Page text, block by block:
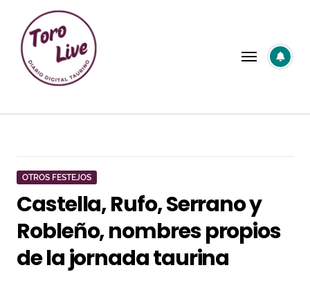
contenido
OTROS FESTEJOS
Castella, Rufo, Serrano y
Robleño, nombres propios
de la jornada taurina